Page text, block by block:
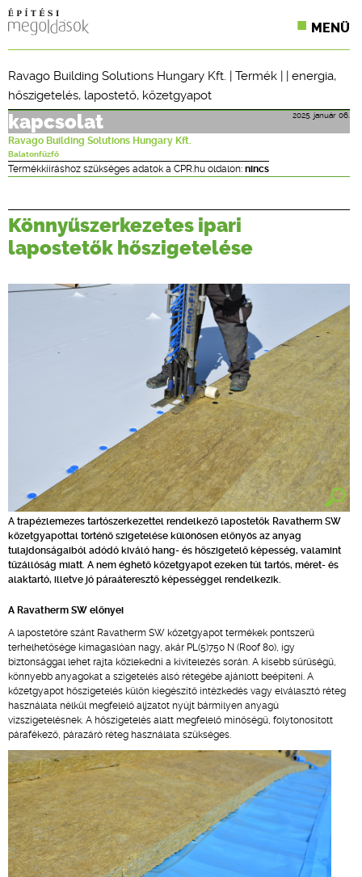
MENÜ
SZAKLAPOK
CPR TERMÉKKIÍRÁS
ÉPÍTÉSI JOG
ONLINE KÉPZÉSEK
TERVEZÉSI SEGÉDLETEK
Ravago Building Solutions Hungary Kft. | Termék | | energia,
hőszigetelés, lapostető, kőzetgyapot
2025. január 06.
kapcsolat
Ravago Building Solutions Hungary Kft.
Balatonfűzfő
Termékkiíráshoz szükséges adatok a CPR.hu oldalon: nincs
Könnyűszerkezetes ipari
lapostetők hőszigetelése
A trapézlemezes tartószerkezettel rendelkező lapostetők Ravatherm SW
kőzetgyapottal történő szigetelése különösen előnyös az anyag
tulajdonságaiból adódó kiváló hang- és hőszigetelő képesség, valamint
tűzállóság miatt. A nem éghető kőzetgyapot ezeken túl tartós, méret- és
alaktartó, illetve jó páraáteresztő képességgel rendelkezik.
A Ravatherm SW előnyei
A lapostetőre szánt Ravatherm SW kőzetgyapot termékek pontszerű
terhelhetősége kimagaslóan nagy, akár PL(5)750 N (Roof 80), így
biztonsággal lehet rajta közlekedni a kivitelezés során. A kisebb sűrűségű,
könnyebb anyagokat a szigetelés alsó rétegébe ajánlott beépíteni. A
kőzetgyapot hőszigetelés külön kiegészítő intézkedés vagy elválasztó réteg
használata nélkül megfelelő aljzatot nyújt bármilyen anyagú
vízszigetelésnek. A hőszigetelés alatt megfelelő minőségű, folytonosított
párafékező, párazáró réteg használata szükséges.